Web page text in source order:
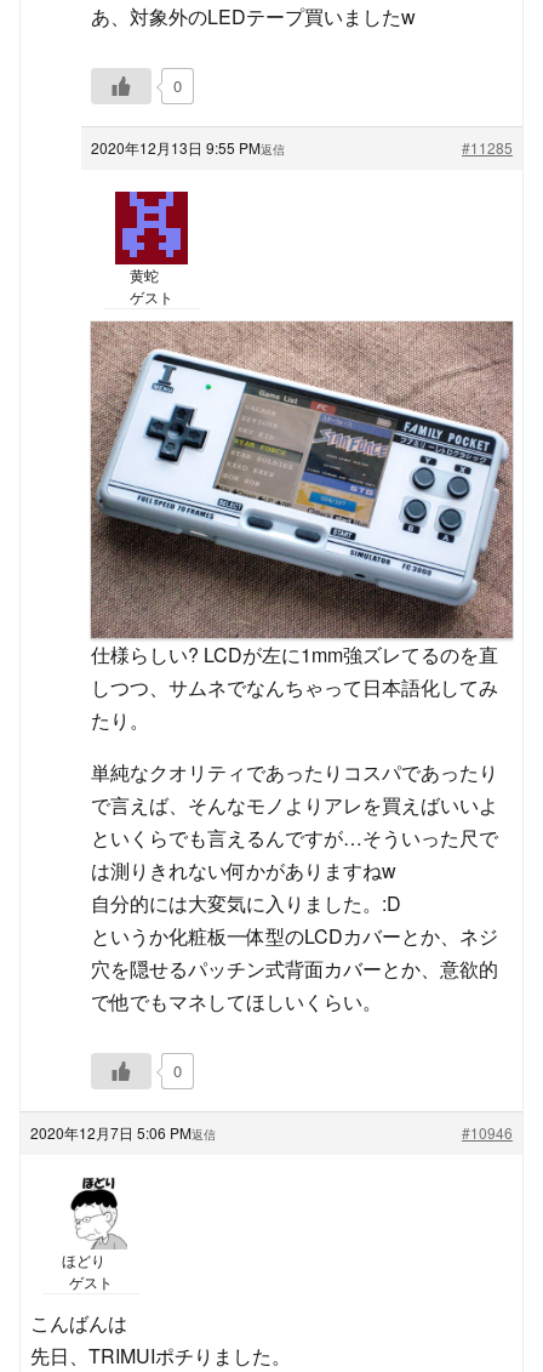
あ、対象外のLEDテープ買いましたw
0
2020年12月13日 9:55 PM #11285
返信
黄蛇
ゲスト
仕様らしい? LCDが左に1mm強ズレてるのを直
しつつ、サムネでなんちゃって日本語化してみ
たり。
単純なクオリティであったりコスパであったり
で言えば、そんなモノよりアレを買えばいいよ
といくらでも言えるんですが…そういった尺で
は測りきれない何かがありますねw
自分的には大変気に入りました。:D
というか化粧板一体型のLCDカバーとか、ネジ
穴を隠せるパッチン式背面カバーとか、意欲的
で他でもマネしてほしいくらい。
0
2020年12月7日 5:06 PM #10946
返信
ほどり
ゲスト
こんばんは
先日、TRIMUIポチりました。